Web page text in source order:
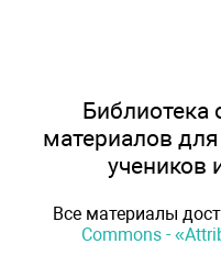
Библиотека
материалов для
учеников
Все материалы
Commons -